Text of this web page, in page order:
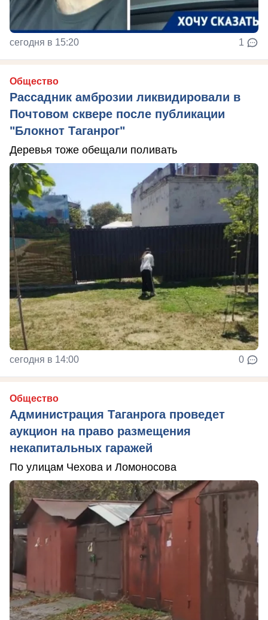
сегодня в 15:20 1
Общество
Рассадник амброзии ликвидировали в
Почтовом сквере после публикации
"Блокнот Таганрог"
Деревья тоже обещали поливать
сегодня в 14:00 0
Общество
Администрация Таганрога проведет
аукцион на право размещения
некапитальных гаражей
По улицам Чехова и Ломоносова